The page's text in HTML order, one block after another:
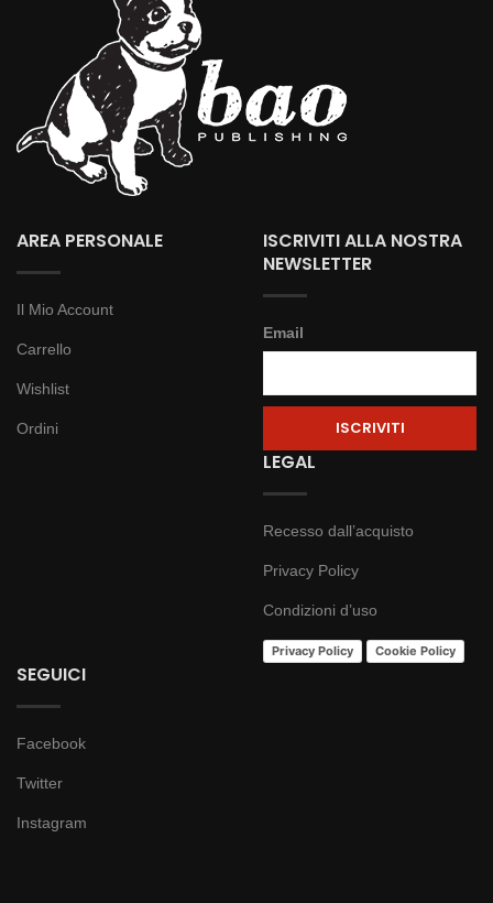
AREA PERSONALE
Il Mio Account
Carrello
Wishlist
Ordini
ISCRIVITI ALLA NOSTRA
NEWSLETTER
Email
LEGAL
Recesso dall’acquisto
Privacy Policy
Condizioni d’uso
Privacy Policy Cookie Policy
SEGUICI
Facebook
Twitter
Instagram